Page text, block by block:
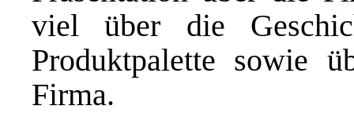
viel über die
Produktpalette sowie
Firma.